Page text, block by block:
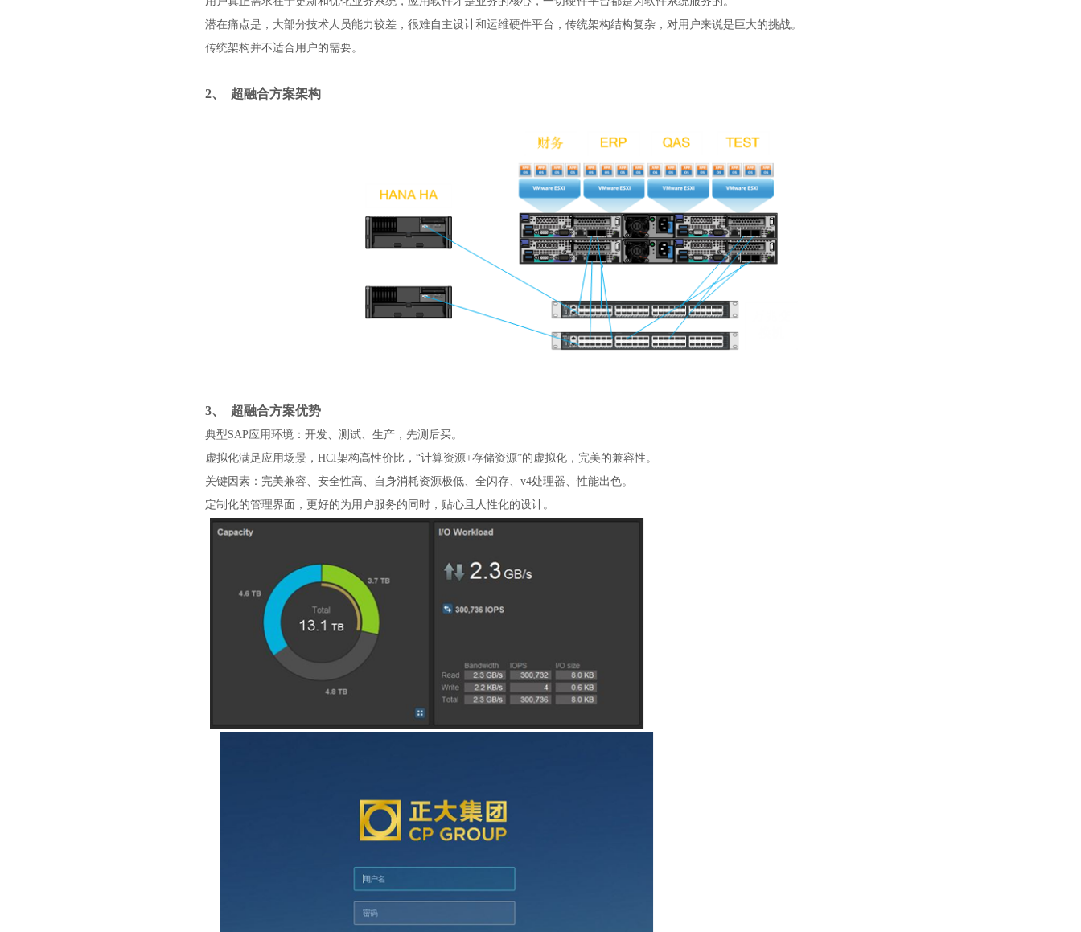
潜在痛点是，大部分技术人员能力较差，很难自主设计和运维硬件平台，传统架构结构复杂，对用户来说是巨大的挑战。
传统架构并不适合用户的需要。
2、 超融合方案架构
3、 超融合方案优势
典型SAP应用环境：开发、测试、生产，先测后买。
虚拟化满足应用场景，HCI架构高性价比，“计算资源+存储资源”的虚拟化，完美的兼容性。
关键因素：完美兼容、安全性高、自身消耗资源极低、全闪存、v4处理器、性能出色。
定制化的管理界面，更好的为用户服务的同时，贴心且人性化的设计。